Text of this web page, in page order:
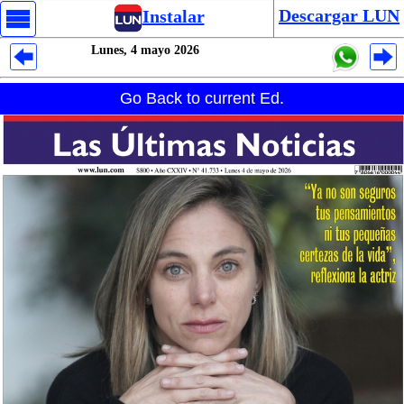
Instalar Descargar LUN
Lunes, 4 mayo 2026
Go Back to current Ed.
Despliegues Analytics
Despliegues Totales
Despliegues por Rubros